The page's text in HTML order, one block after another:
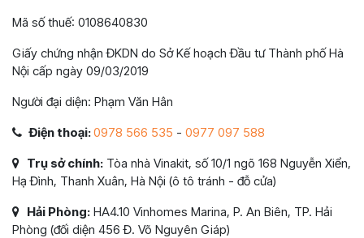
Mã số thuế: 0108640830
Giấy chứng nhận ĐKDN do Sở Kế hoạch Đầu tư Thành phố Hà
Nội cấp ngày 09/03/2019
Người đại diện: Phạm Văn Hân
Điện thoại:0978 566 535 - 0977 097 588
Trụ sở chính: Tòa nhà Vinakit, số 10/1 ngõ 168 Nguyễn Xiển,
Hạ Đình, Thanh Xuân, Hà Nội (ô tô tránh - đỗ cửa)
Hải Phòng: HA4.10 Vinhomes Marina, P. An Biên, TP. Hải
Phòng (đối diện 456 Đ. Võ Nguyên Giáp)